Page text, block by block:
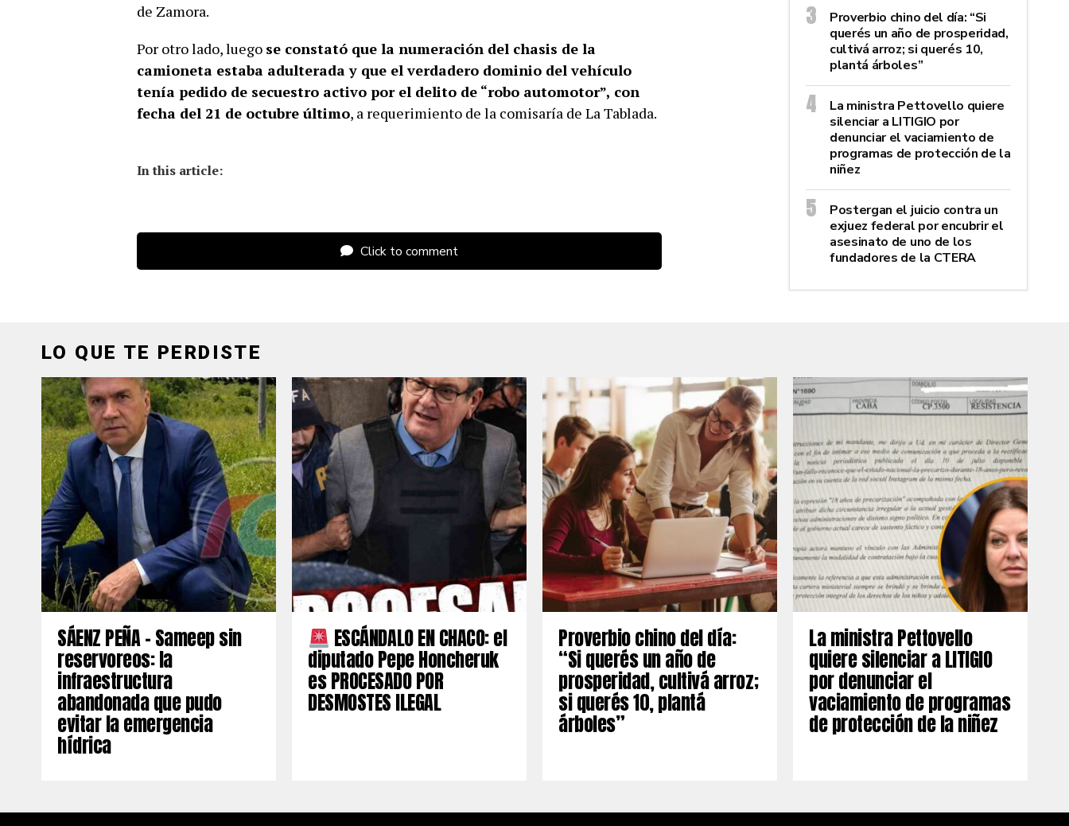
de Zamora.
Por otro lado, luego se constató que la numeración del chasis de la
camioneta estaba adulterada y que el verdadero dominio del vehículo
tenía pedido de secuestro activo por el delito de “robo automotor”, con
fecha del 21 de octubre último, a requerimiento de la comisaría de La Tablada.
In this article:
Click to comment
Proverbio chino del día: “Si
querés un año de prosperidad,
cultivá arroz; si querés 10,
plantá árboles”
La ministra Pettovello quiere
silenciar a LITIGIO por
denunciar el vaciamiento de
programas de protección de la
niñez
Postergan el juicio contra un
exjuez federal por encubrir el
asesinato de uno de los
fundadores de la CTERA
LO QUE TE PERDISTE
SÁENZ PEÑA – Sameep sin
reservoreos: la
infraestructura
abandonada que pudo
evitar la emergencia
hídrica
ESCÁNDALO EN CHACO: el
diputado Pepe Honcheruk
es PROCESADO POR
DESMOSTES ILEGAL
Proverbio chino del día:
“Si querés un año de
prosperidad, cultivá arroz;
si querés 10, plantá
árboles”
La ministra Pettovello
quiere silenciar a LITIGIO
por denunciar el
vaciamiento de programas
de protección de la niñez